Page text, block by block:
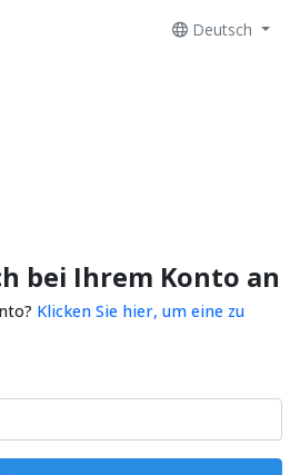
Deutsch
bei Ihrem Konto an
Klicken Sie hier, um eine zu